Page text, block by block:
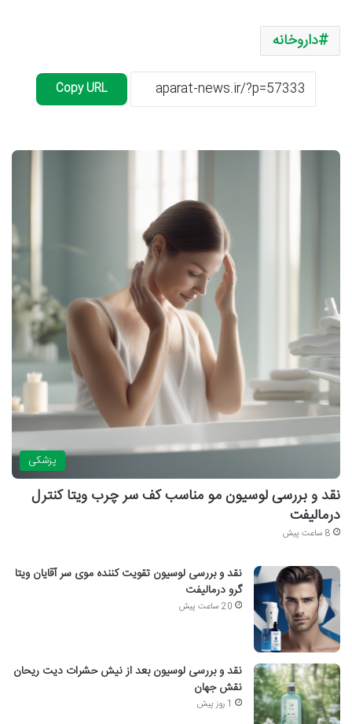
داروخانه
Copy URL
پزشکی
نقد و بررسی لوسیون مو مناسب کف سر چرب ویتا کنترل
درمالیفت
8 ساعت پیش
نقد و بررسی لوسیون تقویت کننده موی سر آقایان ویتا
گرو درمالیفت
20 ساعت پیش
نقد و بررسی لوسیون بعد از نیش حشرات دیت ریحان
نقش جهان
1 روز پیش